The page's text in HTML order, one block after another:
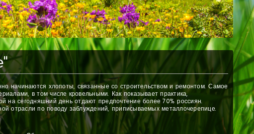
начинаются хлопоты, связанные со строительством и ремонтом. Самое
в том числе кровельными. Как показывает практика,
на сегодняшний день отдают предпочтение более 70% россиян.
отрасли по поводу заблуждений, приписываемых металлочерепице.